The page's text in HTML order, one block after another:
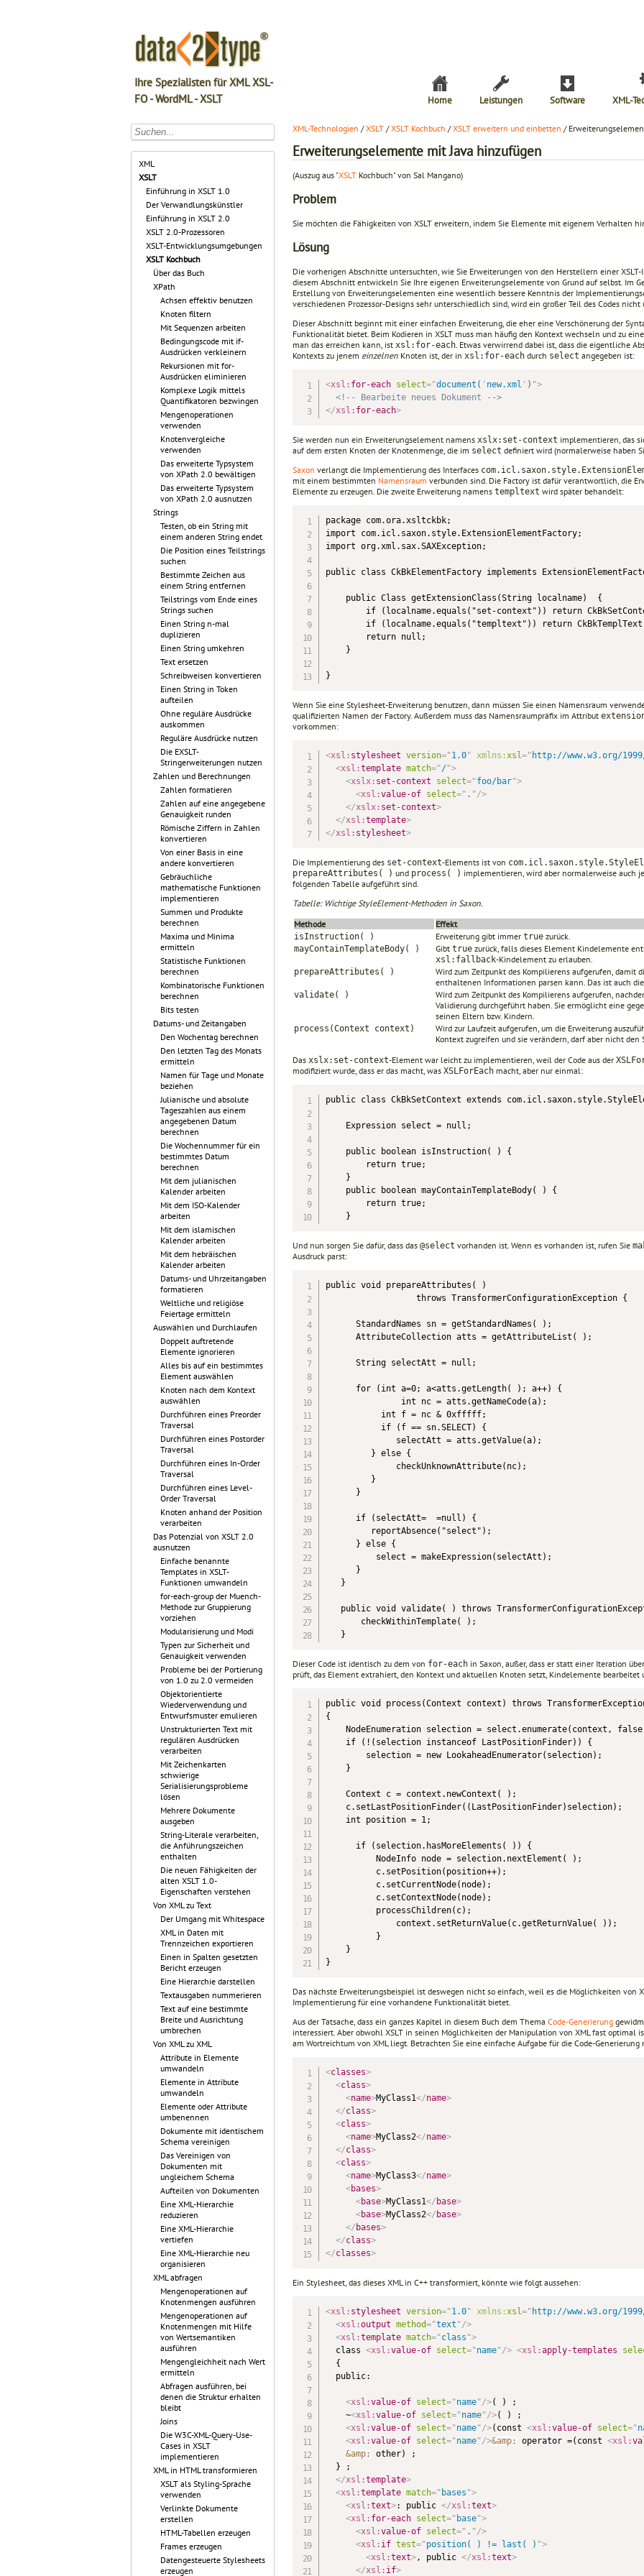
Ihre Spezialisten für XML XSL-
FO - WordML - XSLT
Home Leistungen Software XML-
XML
XSLT
Einführung in XSLT 1.0
Der Verwandlungskünstler
Einführung in XSLT 2.0
XSLT 2.0-Prozessoren
XSLT-Entwicklungsumgebungen
XSLT Kochbuch
Über das Buch
XPath
Achsen effektiv benutzen
Knoten filtern
Mit Sequenzen arbeiten
Bedingungscode mit if-
Ausdrücken verkleinern
Rekursionen mit for-
Ausdrücken eliminieren
Komplexe Logik mittels
Quantifikatoren bezwingen
Mengenoperationen
verwenden
Knotenvergleiche
verwenden
Das erweiterte Typsystem
von XPath 2.0 bewältigen
Das erweiterte Typsystem
von XPath 2.0 ausnutzen
Strings
Testen, ob ein String mit
einem anderen String endet
Die Position eines Teilstrings
suchen
Bestimmte Zeichen aus
einem String entfernen
Teilstrings vom Ende eines
Strings suchen
Einen String n-mal
duplizieren
Einen String umkehren
Text ersetzen
Schreibweisen konvertieren
Einen String in Token
aufteilen
Ohne reguläre Ausdrücke
auskommen
Reguläre Ausdrücke nutzen
Die EXSLT-
Stringerweiterungen nutzen
Zahlen und Berechnungen
Zahlen formatieren
Zahlen auf eine angegebene
Genauigkeit runden
Römische Ziffern in Zahlen
konvertieren
Von einer Basis in eine
andere konvertieren
Gebräuchliche
mathematische Funktionen
implementieren
Summen und Produkte
berechnen
Maxima und Minima
ermitteln
Statistische Funktionen
berechnen
Kombinatorische Funktionen
berechnen
Bits testen
Datums- und Zeitangaben
Den Wochentag berechnen
Den letzten Tag des Monats
ermitteln
Namen für Tage und Monate
beziehen
Julianische und absolute
Tageszahlen aus einem
angegebenen Datum
berechnen
Die Wochennummer für ein
bestimmtes Datum
berechnen
Mit dem julianischen
Kalender arbeiten
Mit dem ISO-Kalender
arbeiten
Mit dem islamischen
Kalender arbeiten
Mit dem hebräischen
Kalender arbeiten
Datums- und Uhrzeitangaben
formatieren
Weltliche und religiöse
Feiertage ermitteln
Auswählen und Durchlaufen
Doppelt auftretende
Elemente ignorieren
Alles bis auf ein bestimmtes
Element auswählen
Knoten nach dem Kontext
auswählen
Durchführen eines Preorder
Traversal
Durchführen eines Postorder
Traversal
Durchführen eines In-Order
Traversal
Durchführen eines Level-
Order Traversal
Knoten anhand der Position
verarbeiten
Das Potenzial von XSLT 2.0
ausnutzen
Einfache benannte
Templates in XSLT-
Funktionen umwandeln
for-each-group der Muench-
Methode zur Gruppierung
vorziehen
Modularisierung und Modi
Typen zur Sicherheit und
Genauigkeit verwenden
Probleme bei der Portierung
von 1.0 zu 2.0 vermeiden
Objektorientierte
Wiederverwendung und
Entwurfsmuster emulieren
Unstrukturierten Text mit
regulären Ausdrücken
verarbeiten
Mit Zeichenkarten
schwierige
Serialisierungsprobleme
lösen
Mehrere Dokumente
ausgeben
String-Literale verarbeiten,
die Anführungszeichen
enthalten
Die neuen Fähigkeiten der
alten XSLT 1.0-
Eigenschaften verstehen
Von XML zu Text
Der Umgang mit Whitespace
XML in Daten mit
Trennzeichen exportieren
Einen in Spalten gesetzten
Bericht erzeugen
Eine Hierarchie darstellen
Textausgaben nummerieren
Text auf eine bestimmte
Breite und Ausrichtung
umbrechen
Von XML zu XML
Attribute in Elemente
umwandeln
Elemente in Attribute
umwandeln
Elemente oder Attribute
umbenennen
Dokumente mit identischem
Schema vereinigen
Das Vereinigen von
Dokumenten mit
ungleichem Schema
Aufteilen von Dokumenten
Eine XML-Hierarchie
reduzieren
Eine XML-Hierarchie
vertiefen
Eine XML-Hierarchie neu
organisieren
XML abfragen
Mengenoperationen auf
Knotenmengen ausführen
Mengenoperationen auf
Knotenmengen mit Hilfe
von Wertsemantiken
ausführen
Mengengleichheit nach Wert
ermitteln
Abfragen ausführen, bei
denen die Struktur erhalten
bleibt
Joins
Die W3C-XML-Query-Use-
Cases in XSLT
implementieren
XML in HTML transformieren
XSLT als Styling-Sprache
verwenden
Verlinkte Dokumente
erstellen
HTML-Tabellen erzeugen
Frames erzeugen
Datengesteuerte Stylesheets
erzeugen
XML-Technologien /XSLT /XSLT Kochbuch /XSLT erweitern und einbetten /
Erweiterungselemente mit Java hinzufügen
(Auszug aus "XSLT Kochbuch" von Sal Mangano)
Problem
Sie möchten die Fähigkeiten von XSLT erweitern, indem Sie Elemente mit eigenem Verhalten
Lösung
Die vorherigen Abschnitte untersuchten, wie Sie Erweiterungen von den Herstellern einer
diesem Abschnitt entwickeln Sie Ihre eigenen Erweiterungselemente von Grund auf selbst. Im
Erstellung von Erweiterungselementen eine wesentlich bessere Kenntnis der
verschiedenen Prozessor-Designs sehr unterschiedlich sind, wird ein großer Teil des Codes
Dieser Abschnitt beginnt mit einer einfachen Erweiterung, die eher eine Verschönerung der
Funktionalität bietet. Beim Kodieren in XSLT muss man häufig den Kontext wechseln und zu
man das erreichen kann, ist xsl:for-each . Etwas verwirrend dabei ist, dass die eigentliche
Kontexts zu jenem einzelnen Knoten ist, der in xsl:for-each durch select angegeben ist:
<xsl: for-each select="document( ' new.xml ' ) ">
<!-- Bearbeite neues Dokument -->
</xsl: for-each>
Sie werden nun ein Erweiterungselement namens xslx:set-context implementieren, das
auf dem ersten Knoten der Knotenmenge, die im select definiert wird (normalerweise haben
Saxon verlangt die Implementierung des Interfaces
mit einem bestimmten Namensraum verbunden sind. Die Factory ist dafür verantwortlich, die
Elemente zu erzeugen. Die zweite Erweiterung namens templtext wird später behandelt:
package com.ora.xsltckbk;
import com.icl.saxon.style.ExtensionElementFactory;
import org.xml.sax.SAXException;
public class CkBkElementFactory implements
    public Class getExtensionClass(String localname)  {
if (localname.equals("set-context")) return
if (localname.equals("templtext")) return
        return null;
    }
}
Wenn Sie eine Stylesheet-Erweiterung benutzen, dann müssen Sie einen Namensraum
qualifizierten Namen der Factory. Außerdem muss das Namensraumpräfix im Attribut
vorkommen:
<xsl: stylesheet version="1.0" xmlns: xsl=" http://www.w3.org/
<xsl:template match="/">
<xslx: set-context select="foo/bar">
<xsl:value-of select=" . "/>
</xslx: set-context>
</xsl:template>
</xsl: stylesheet>
Die Implementierung des set-context-Elements ist von
prepareAttributes( ) und process( ) implementieren, wird aber normalerweise auch
folgenden Tabelle aufgeführt sind.
Tabelle: Wichtige StyleElement-Methoden in Saxon.
Methode
Effekt
isInstruction( ) Erweiterung gibt immer true zurück.
mayContainTemplateBody( ) Gibt true zurück, falls dieses Element Kindelemente
xsl:fallback-Kindelement zu erlauben.
prepareAttributes( )
Wird zum Zeitpunkt des Kompilierens aufgerufen, damit
enthaltenen Informationen parsen kann. Das ist auch
validate( )
Wird zum Zeitpunkt des Kompilierens aufgerufen,
Validierung durchgeführt haben. Sie ermöglicht eine
seinen Eltern bzw. Kindern.
process(Context context)
Wird zur Laufzeit aufgerufen, um die Erweiterung
Kontext zugreifen und sie verändern, darf aber nicht den
Das xslx:set-context-Element war leicht zu implementieren, weil der Code aus der
modifiziert wurde, dass er das macht, was XSLForEach macht, aber nur einmal:
public class CkBkSetContext extends
    Expression select = null;
    public boolean isInstruction( ) {
        return true;
    }
    public boolean mayContainTemplateBody( ) {
        return true;
    }
Und nun sorgen Sie dafür, dass das @select vorhanden ist. Wenn es vorhanden ist, rufen Sie
Ausdruck parst:
public void prepareAttributes( )
                  throws TransformerConfigurationException {
      StandardNames sn = getStandardNames( );
      AttributeCollection atts = getAttributeList( );
      String selectAtt = null;
      for (int a=0; a<atts.getLength( ); a++) {
               int nc = atts.getNameCode(a);
           int f = nc & 0xfffff;
           if (f == sn.SELECT) {
              selectAtt = atts.getValue(a);
         } else {
              checkUnknownAttribute(nc);
         }
      }
      if (selectAtt=  =null) {
         reportAbsence("select");
      } else {
          select = makeExpression(selectAtt);
      }
   }
public void validate( ) throws
       checkWithinTemplate( );
   }
Dieser Code ist identisch zu dem von for-each in Saxon, außer, dass er statt einer Iteration über
prüft, das Element extrahiert, den Kontext und aktuellen Knoten setzt, Kindelemente bearbeitet
public void process(Context context) throws
{
NodeEnumeration selection = select.enumerate(context,
    if (!(selection instanceof LastPositionFinder)) {
        selection = new LookaheadEnumerator(selection);
    }
    Context c = context.newContext( );
    c.setLastPositionFinder((LastPositionFinder)selection);
    int position = 1;
      if (selection.hasMoreElements( )) {
          NodeInfo node = selection.nextElement( );
          c.setPosition(position++);
          c.setCurrentNode(node);
          c.setContextNode(node);
          processChildren(c);
              context.setReturnValue(c.getReturnValue( ));
          }
    }
}
Das nächste Erweiterungsbeispiel ist deswegen nicht so einfach, weil es die Möglichkeiten
Implementierung für eine vorhandene Funktionalität bietet.
Aus der Tatsache, dass ein ganzes Kapitel in diesem Buch dem Thema Code-Generierung
interessiert. Aber obwohl XSLT in seinen Möglichkeiten der Manipulation von XML fast optimal
am Wortreichtum von XML liegt. Betrachten Sie eine einfache Aufgabe für die Code-Generierung
<classes>
<class>
<name>MyClass1</name>
</class>
<class>
<name>MyClass2</name>
</class>
<class>
<name>MyClass3</name>
<bases>
<base>MyClass1</ base>
<base>MyClass2</ base>
</ bases>
</class>
</classes>
Ein Stylesheet, das dieses XML in C++ transformiert, könnte wie folgt aussehen:
<xsl: stylesheet version="1.0" xmlns: xsl=" http://www.w3.org/
<xsl:output method="text "/>
<xsl:template match="class ">
  class
<xsl:value-of select="name"/> <xsl:apply-templates
  {
  public:
<xsl:value-of select="name"/>( ) ;
    ~
<xsl:value-of select="name"/>( ) ;
<xsl:value-of select="name"/>(const <xsl:value-of select="
<xsl:value-of select="name"/>&amp; operator =(const <xsl:
&amp;
other) ;
  } ;
</xsl:template>
<xsl:template match=" bases ">
<xsl:text>: public </xsl:text>
<xsl: for-each select=" base">
<xsl:value-of select=" . "/>
<xsl: if test="position( ) != last( ) ">
<xsl:text>, public </xsl:text>
</xsl: if>